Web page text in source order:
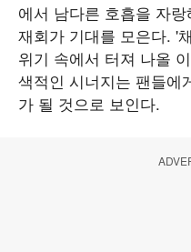
에서 남다른 호흡을 자
재회가 기대를 모은다. '
위기 속에서 터져 나올
색적인 시너지는 팬들에
가 될 것으로 보인다.